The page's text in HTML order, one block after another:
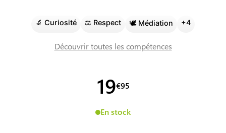
🔬 Curiosité ⚖️ Respect 🕊️ Médiation +4
Découvrir toutes les compétences
19€95
En stock